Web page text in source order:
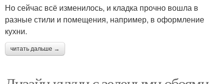
Но сейчас всё изменилось, и кладка прочно вошла в
разные стили и помещения, например, в оформление
кухни.
читать дальше →